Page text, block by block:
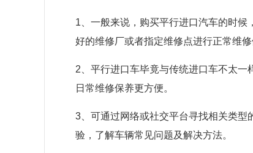
1、一般来说，购买平行进口汽车的时
好的维修厂或者指定维修点进行正常维修
2、平行进口车毕竟与传统进口车不太
日常维修保养更方便。
3、可通过网络或社交平台寻找相关类
验，了解车辆常见问题及解决方法。